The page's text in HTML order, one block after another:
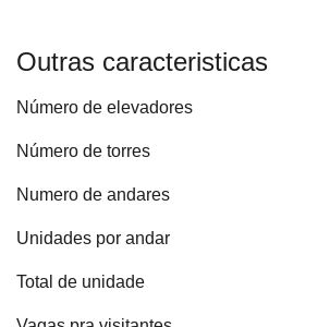
Outras caracteristicas
Número de elevadores
Número de torres
Numero de andares
Unidades por andar
Total de unidade